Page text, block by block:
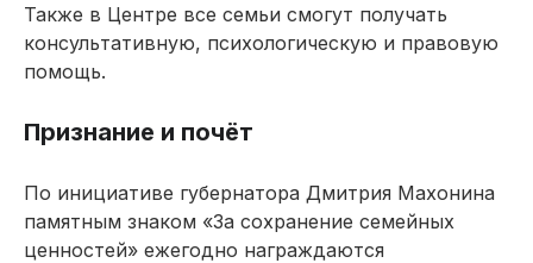
Также в Центре все семьи смогут получать
консультативную, психологическую и правовую
помощь.
Признание и почёт
По инициативе губернатора Дмитрия Махонина
памятным знаком «За сохранение семейных
ценностей» ежегодно награждаются